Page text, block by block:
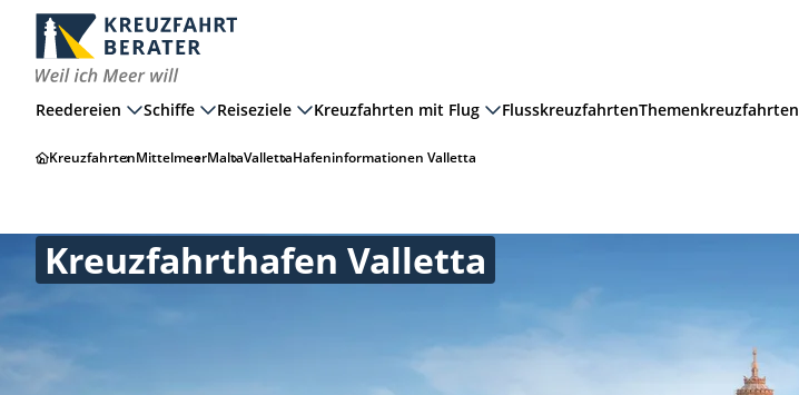
Reedereien Schiffe Reiseziele Kreuzfahrten mit Flug FlusskreuzfahrtenThemenkreuzfahrten
KreuzfahrtenMittelmeerMaltaVallettaHafeninformationen Valletta
Kreuzfahrthafen Valletta